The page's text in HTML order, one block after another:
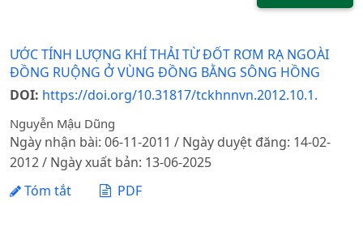
ƯỚC TÍNH LƯỢNG KHÍ THẢI TỪ ĐỐT RƠM RẠ NGOÀI
ĐỒNG RUỘNG Ở VÙNG ĐỒNG BẰNG SÔNG HỒNG
DOI: https://doi.org/10.31817/tckhnnvn.2012.10.1.
Nguyễn Mậu Dũng
Ngày nhận bài: 06-11-2011 / Ngày duyệt đăng: 14-02-
2012 / Ngày xuất bản: 13-06-2025
Tóm tắt
PDF